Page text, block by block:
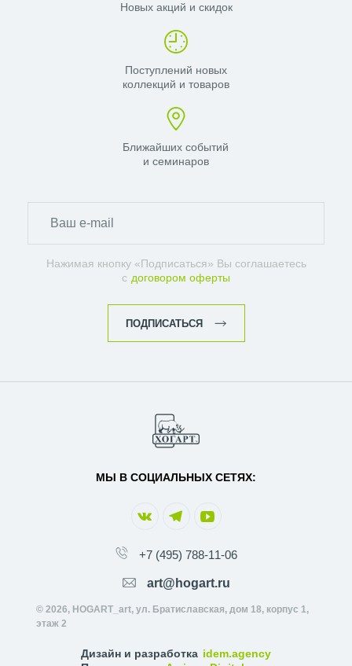
Новых акций и скидок
Поступлений новых
коллекций и товаров
Ближайших событий
и семинаров
Нажимая кнопку «Подписаться» Вы соглашаетесь
с договором оферты
ПОДПИСАТЬСЯ
МЫ В СОЦИАЛЬНЫХ СЕТЯХ:
+7 (495) 788-11-06
art@hogart.ru
© 2026, HOGART_art, ул. Братиславская, дом 18, корпус 1,
этаж 2
Дизайн и разработка idem.agency